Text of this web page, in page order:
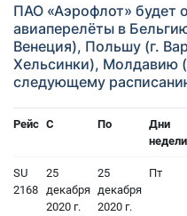
ПАО «Аэрофлот» будет
авиаперелёты в
Венеция), Польшу (г.
Хельсинки), Молдавию
следующему
Рейс С По
Дни
недели
SU
2168
25
декабря
2020 г.
25
декабря
2020 г.
Пт